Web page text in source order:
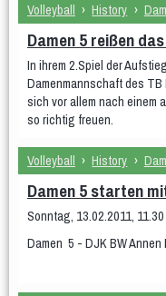
Volleyball › History ›
Damen 5 reißen
In ihrem 2.Spiel der
Damenmannschaft des
sich vor allem nach einem
so richtig freuen.
Volleyball › History ›
Damen 5 starten
Sonntag, 13.02.2011,
Damen 5 - DJK BW Annen